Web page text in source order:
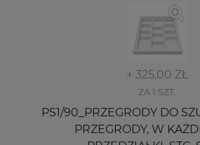
+ 325,00 ZŁ
ZA 1 SZT.
PS1/90_PRZEGRODY DO
PRZEGRODY, W